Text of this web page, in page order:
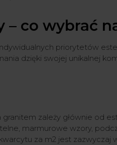
– co wybrać
priorytetów
dzięki swojej unikalnej
zależy głównie od
marmurowe wzory,
za m2 jest zazwyczaj